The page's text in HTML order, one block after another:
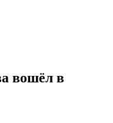
вошёл в